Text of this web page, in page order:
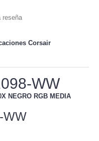
reseña
Corsair
WW
NEGRO RGB MEDIA
WW